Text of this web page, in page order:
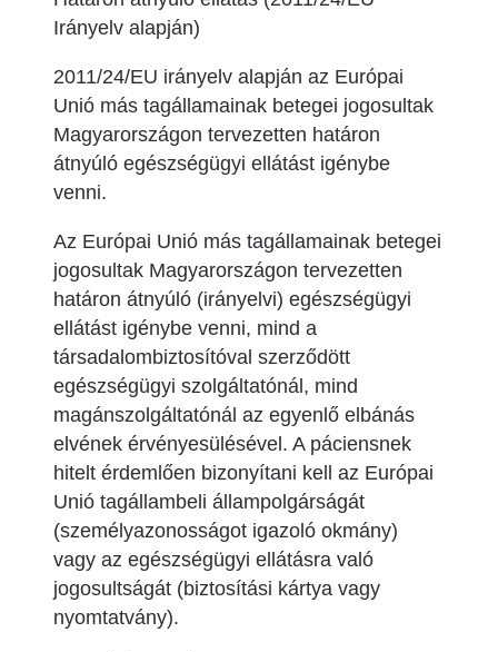
Irányelv alapján)
2011/24/EU irányelv alapján az Európai
Unió más tagállamainak betegei jogosultak
Magyarországon tervezetten határon
átnyúló egészségügyi ellátást igénybe
venni.
Az Európai Unió más tagállamainak betegei
jogosultak Magyarországon tervezetten
határon átnyúló (irányelvi) egészségügyi
ellátást igénybe venni, mind a
társadalombiztosítóval szerződött
egészségügyi szolgáltatónál, mind
magánszolgáltatónál az egyenlő elbánás
elvének érvényesülésével. A páciensnek
hitelt érdemlően bizonyítani kell az Európai
Unió tagállambeli állampolgárságát
(személyazonosságot igazoló okmány)
vagy az egészségügyi ellátásra való
jogosultságát (biztosítási kártya vagy
nyomtatvány).